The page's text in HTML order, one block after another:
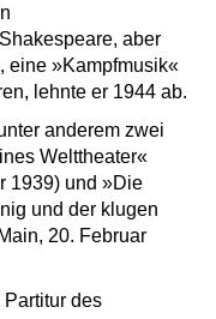
aber
, eine »Kampfmusik«
lehnte er 1944 ab.
anderem zwei
Welttheater«
1939) und »Die
und der klugen
20. Februar
des